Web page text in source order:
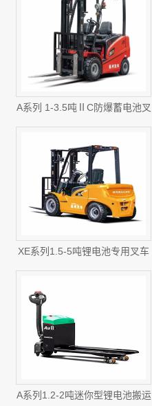
A系列 1-3.5吨ⅡC防爆蓄电池叉
车
XE系列1.5-5吨锂电池专用叉车
A系列1.2-2吨迷你型锂电池搬运